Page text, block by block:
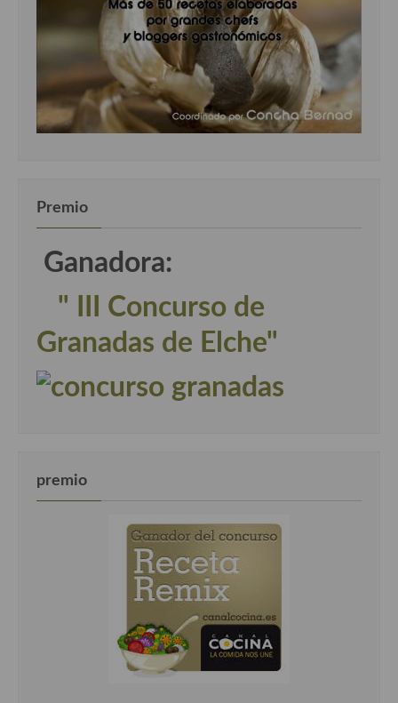
Premio
Ganadora:
" III Concurso de
Granadas de Elche"
premio